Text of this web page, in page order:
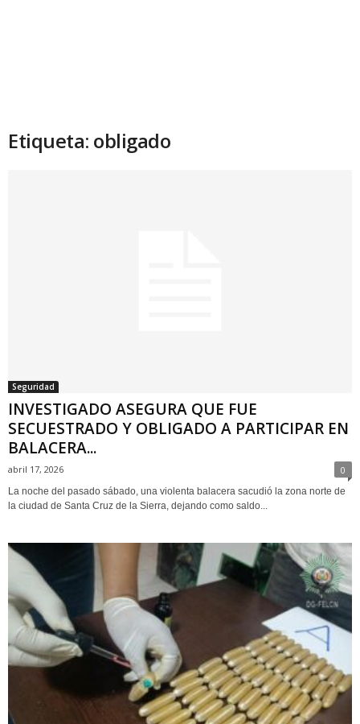
Etiqueta: obligado
Seguridad
INVESTIGADO ASEGURA QUE FUE
SECUESTRADO Y OBLIGADO A PARTICIPAR EN
BALACERA...
abril 17, 2026 0
La noche del pasado sábado, una violenta balacera sacudió la zona norte de
la ciudad de Santa Cruz de la Sierra, dejando como saldo...